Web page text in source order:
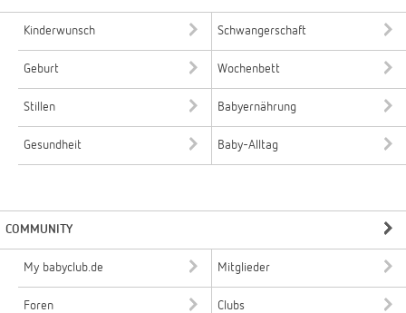
Kinderwunsch Schwangerschaft
Geburt Wochenbett
Stillen Babyernährung
Gesundheit Baby-Alltag
COMMUNITY
My babyclub.de Mitglieder
Foren Clubs